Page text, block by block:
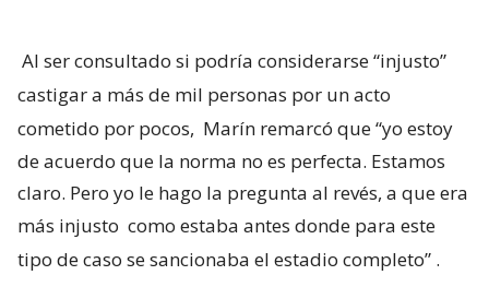
Al ser consultado si podría considerarse “injusto”
castigar a más de mil personas por un acto
cometido por pocos, Marín remarcó que “yo estoy
de acuerdo que la norma no es perfecta. Estamos
claro. Pero yo le hago la pregunta al revés, a que era
más injusto como estaba antes donde para este
tipo de caso se sancionaba el estadio completo” .